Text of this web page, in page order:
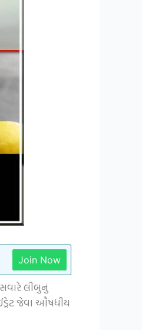
Join Now
લીંબુનું
જેવા ઔષધીય